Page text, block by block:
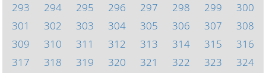
293
294 295 296 297 298 299
300
301
302 303 304 305 306 307
308
309
310 311 312 313 314 315
316
317
318 319 320 321 322 323
324